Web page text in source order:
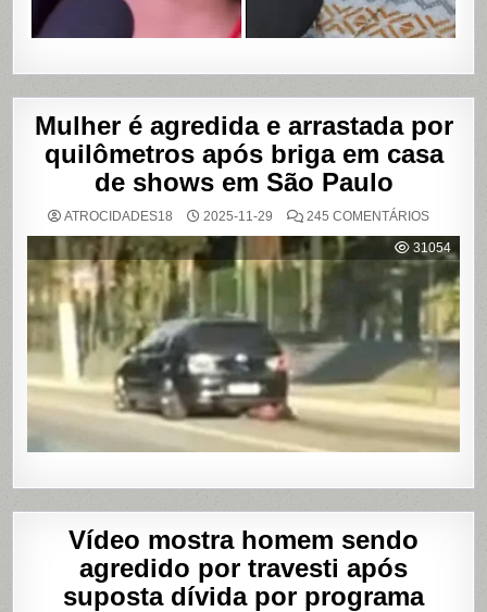
Mulher é agredida e arrastada por
quilômetros após briga em casa
de shows em São Paulo
ATROCIDADES18 2025-11-29 245 COMENTÁRIOSEM
É
E
POR
APÓS
BRIGA
EM
CASA
SHOWS
SÃO
PAULO
31054
Vídeo mostra homem sendo
agredido por travesti após
suposta dívida por programa